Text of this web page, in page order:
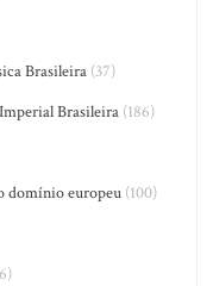
Brasileira (37)
Brasileira (186)
domínio europeu(100)